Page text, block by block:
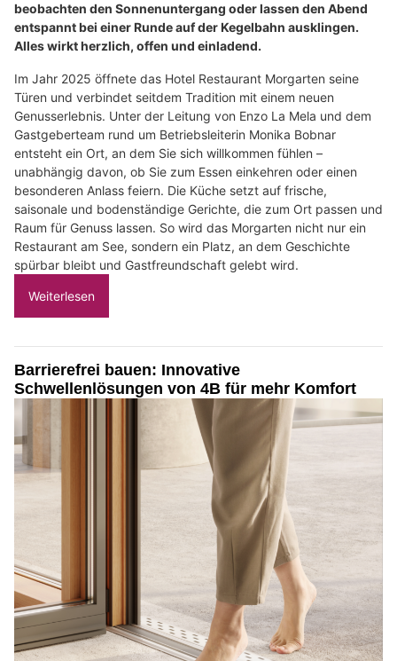
beobachten den Sonnenuntergang oder lassen den Abend
entspannt bei einer Runde auf der Kegelbahn ausklingen.
Alles wirkt herzlich, offen und einladend.
Im Jahr 2025 öffnete das Hotel Restaurant Morgarten seine
Türen und verbindet seitdem Tradition mit einem neuen
Genusserlebnis. Unter der Leitung von Enzo La Mela und dem
Gastgeberteam rund um Betriebsleiterin Monika Bobnar
entsteht ein Ort, an dem Sie sich willkommen fühlen –
unabhängig davon, ob Sie zum Essen einkehren oder einen
besonderen Anlass feiern. Die Küche setzt auf frische,
saisonale und bodenständige Gerichte, die zum Ort passen und
Raum für Genuss lassen. So wird das Morgarten nicht nur ein
Restaurant am See, sondern ein Platz, an dem Geschichte
spürbar bleibt und Gastfreundschaft gelebt wird.
Weiterlesen
Barrierefrei bauen: Innovative
Schwellenlösungen von 4B für mehr Komfort